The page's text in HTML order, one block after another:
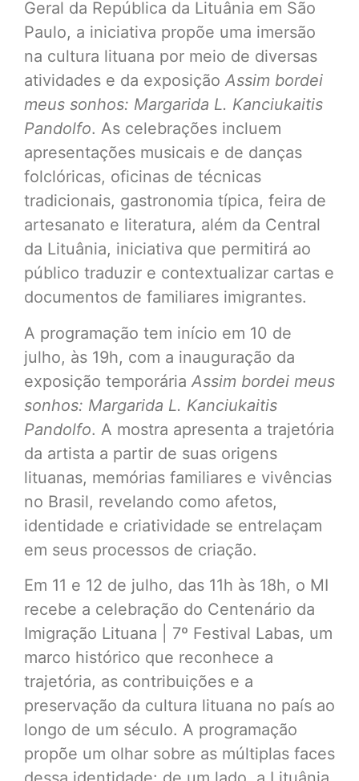
Geral da República da Lituânia em São
Paulo, a iniciativa propõe uma imersão
na cultura lituana por meio de diversas
atividades e da exposição Assim bordei
meus sonhos: Margarida L. Kanciukaitis
Pandolfo. As celebrações incluem
apresentações musicais e de danças
folclóricas, oficinas de técnicas
tradicionais, gastronomia típica, feira de
artesanato e literatura, além da Central
da Lituânia, iniciativa que permitirá ao
público traduzir e contextualizar cartas e
documentos de familiares imigrantes.
A programação tem início em 10 de
julho, às 19h, com a inauguração da
exposição temporária Assim bordei meus
sonhos: Margarida L. Kanciukaitis
Pandolfo. A mostra apresenta a trajetória
da artista a partir de suas origens
lituanas, memórias familiares e vivências
no Brasil, revelando como afetos,
identidade e criatividade se entrelaçam
em seus processos de criação.
Em 11 e 12 de julho, das 11h às 18h, o MI
recebe a celebração do Centenário da
Imigração Lituana | 7º Festival Labas, um
marco histórico que reconhece a
trajetória, as contribuições e a
preservação da cultura lituana no país ao
longo de um século. A programação
propõe um olhar sobre as múltiplas faces